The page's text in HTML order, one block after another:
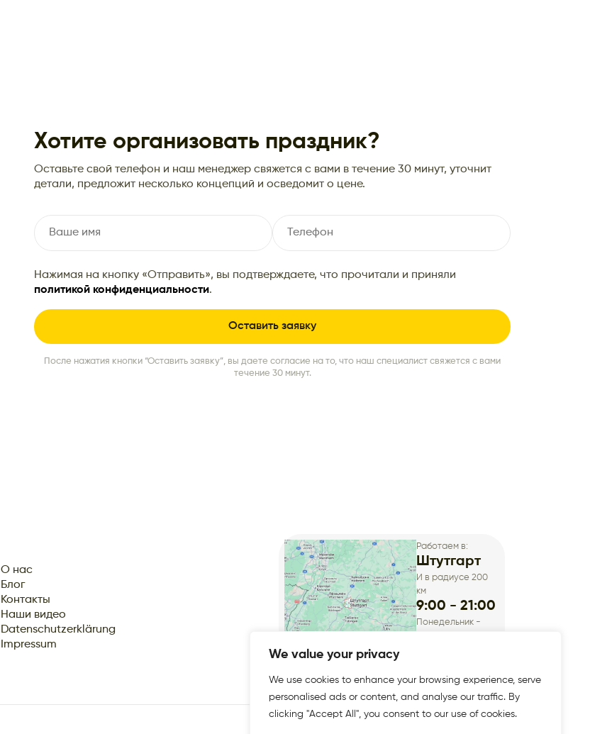
We value your privacy
We use cookies to enhance your browsing experience, serve
personalised ads or content, and analyse our traffic. By
clicking "Accept All", you consent to our use of cookies.
Хотите организовать праздник?
Оставьте свой телефон и наш менеджер свяжется с вами в течение 30 минут, уточнит
детали, предложит несколько концепций и осведомит о цене.
Нажимая на кнопку «Отправить», вы подтверждаете, что прочитали и приняли
политикой конфиденциальности.
После нажатия кнопки “Оставить заявку”, вы даете согласие на то, что наш специалист свяжется с вами
течение 30 минут.
О нас
Блог
Контакты
Наши видео
Datenschutzerklärung
Impressum
Работаем в:
Штутгарт
И в радиусе 200
км
9:00 - 21:00
Понедельник -